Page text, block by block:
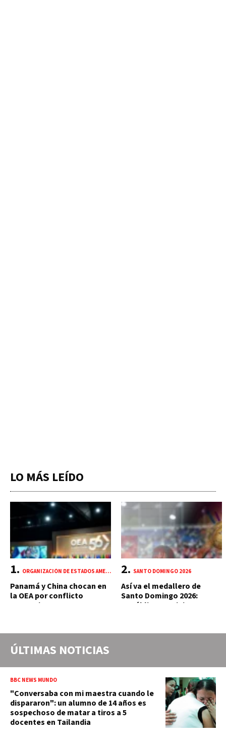
LO MÁS LEÍDO
ORGANIZACIÓN DE ESTADOS AMERICANOS (OEA)
Panamá y China chocan en
la OEA por conflicto
portuario y mercante
SANTO DOMINGO 2026
Así va el medallero de
Santo Domingo 2026:
República Dominicana
ÚLTIMAS NOTICIAS
BBC NEWS MUNDO
"Conversaba con mi maestra cuando le
dispararon": un alumno de 14 años es
sospechoso de matar a tiros a 5
docentes en Tailandia